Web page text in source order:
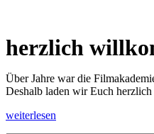
herzlich
Über Jahre war die
Deshalb laden wir Euch
weiterlesen